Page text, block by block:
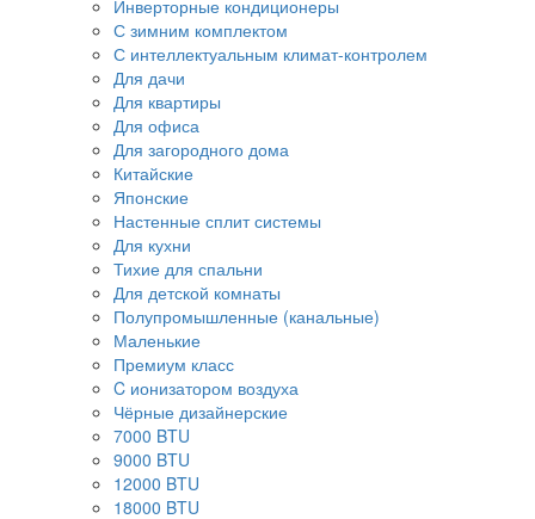
Инверторные кондиционеры
С зимним комплектом
С интеллектуальным климат-контролем
Для дачи
Для квартиры
Для офиса
Для загородного дома
Китайские
Японские
Настенные сплит системы
Для кухни
Тихие для спальни
Для детской комнаты
Полупромышленные (канальные)
Маленькие
Премиум класс
C ионизатором воздуха
Чёрные дизайнерские
7000 BTU
9000 BTU
12000 BTU
18000 BTU